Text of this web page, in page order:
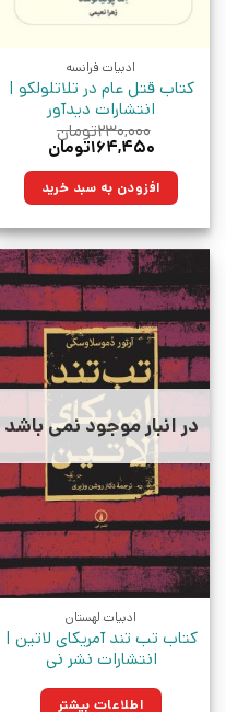
ادبیات فرانسه
کتاب قتل عام در تلاتلولکو |
انتشارات دیدآور
۲۳۰,۰۰۰تومان
قیمت
۲۳۰,۰۰۰تومان
بود.
۱۶۴,۴۵۰تومان
۱۶۴,۴۵۰تومان.افزودن به سبد خرید
در انبار موجود نمی باشد
ادبیات لهستان
کتاب تب تند آمریکای لاتین |
انتشارات نشر نی
اطلاعات بیشتر